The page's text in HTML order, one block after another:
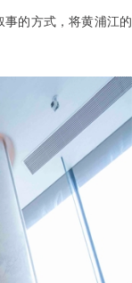
的方式，将黄浦江的